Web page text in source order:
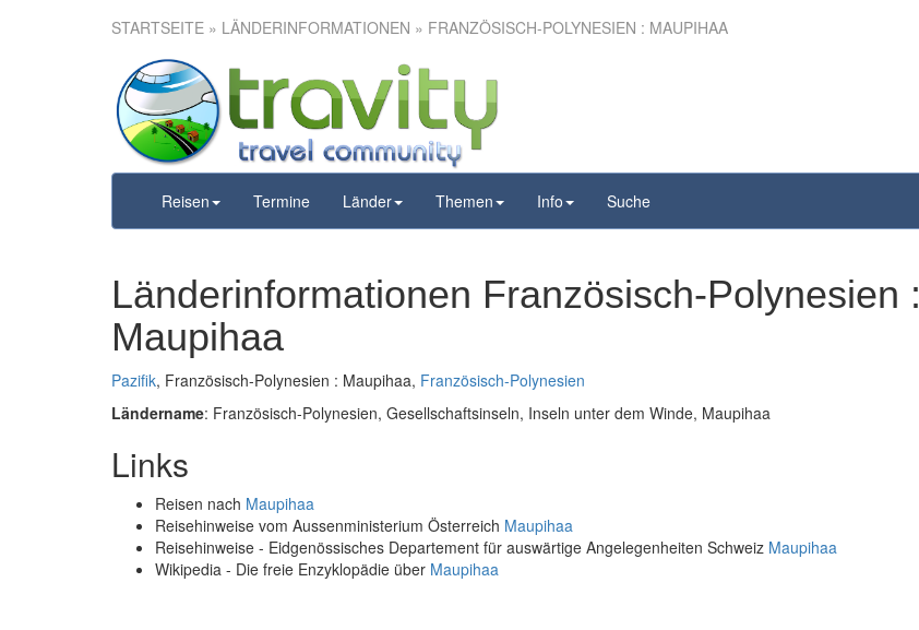
STARTSEITE » LÄNDERINFORMATIONEN » FRANZÖSISCH-POLYNESIEN : MAUPIHAA
Reisen Termine Länder Themen Info Suche
Länderinformationen Französisch-Polynesien :
Maupihaa
Pazifik, Französisch-Polynesien : Maupihaa, Französisch-Polynesien
Ländername: Französisch-Polynesien, Gesellschaftsinseln, Inseln unter dem Winde, Maupihaa
Links
Reisen nach Maupihaa
Reisehinweise vom Aussenministerium Österreich Maupihaa
Reisehinweise - Eidgenössisches Departement für auswärtige Angelegenheiten Schweiz Maupihaa
Wikipedia - Die freie Enzyklopädie über Maupihaa